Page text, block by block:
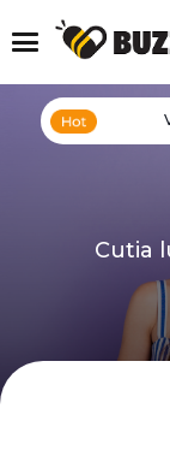
Cutia